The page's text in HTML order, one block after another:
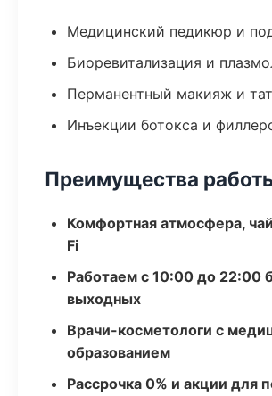
Медицинский педикюр и
Биоревитализация и
Перманентный макияж и
Инъекции ботокса и
Преимущества
Комфортная атмосфера,
Fi
Работаем с 10:00 до 22:00
выходных
Врачи-косметологи с
образованием
Рассрочка 0% и акции для